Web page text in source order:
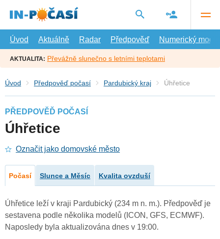
hlavní
Úvod
Aktuálně Radar Předpověď Numerický model
AKTUALITA: Převážně slunečno s letními teplotami
Úvod Předpověď počasí Pardubický kraj Úhřetice
PŘEDPOVĚĎ POČASÍ
Úhřetice
Označit jako domovské město
Počasí Slunce a Měsíc Kvalita ovzduší
Úhřetice leží v kraji Pardubický (234 m n. m.). Předpověď je
sestavena podle několika modelů (ICON, GFS, ECMWF).
Naposledy byla aktualizována dnes v 19:00.